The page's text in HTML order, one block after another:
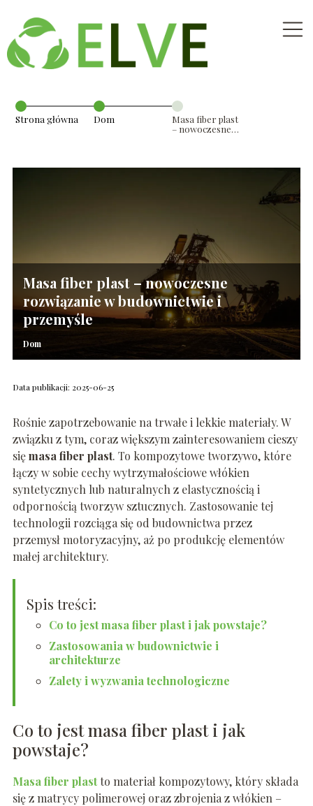
Strona główna Dom
Masa fiber plast
– nowoczesne
Masa fiber plast – nowoczesne
rozwiązanie w budownictwie i
przemyśle
Dom
Data publikacji: 2025-06-25
Rośnie zapotrzebowanie na trwałe i lekkie materiały. W
związku z tym, coraz większym zainteresowaniem cieszy
sięmasa fiber plast. To kompozytowe tworzywo, które
łączy w sobie cechy wytrzymałościowe włókien
syntetycznych lub naturalnych z elastycznością i
odpornością tworzyw sztucznych. Zastosowanie tej
technologii rozciąga się od budownictwa przez
przemysł motoryzacyjny, aż po produkcję elementów
małej architektury.
Spis treści:
Co to jest masa fiber plast i jak powstaje?
Zastosowania w budownictwie i
architekturze
Zalety i wyzwania technologiczne
Co to jest masa fiber plast i jak
powstaje?
Masa fiber plastto materiał kompozytowy, który składa
się z matrycy polimerowej oraz zbrojenia z włókien –